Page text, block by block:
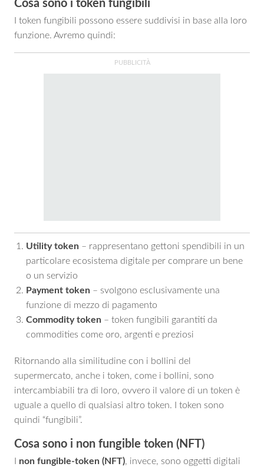
Cosa sono i token fungibili
I token fungibili possono essere suddivisi in base alla loro
funzione. Avremo quindi:
Utility token – rappresentano gettoni spendibili in un
particolare ecosistema digitale per comprare un bene
o un servizio
Payment token – svolgono esclusivamente una
funzione di mezzo di pagamento
Commodity token – token fungibili garantiti da
commodities come oro, argenti e preziosi
Ritornando alla similitudine con i bollini del
supermercato, anche i token, come i bollini, sono
intercambiabili tra di loro, ovvero il valore di un token è
uguale a quello di qualsiasi altro token. I token sono
quindi “fungibili”.
Cosa sono i non fungible token (NFT)
non fungible-token (NFT), invece, sono oggetti digitali